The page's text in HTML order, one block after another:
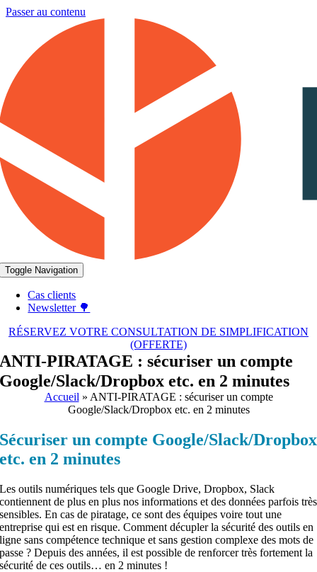
Passer au contenu
Toggle Navigation
Cas clients
Newsletter 🌳
RÉSERVEZ VOTRE CONSULTATION DE SIMPLIFICATION
(OFFERTE)
ANTI-PIRATAGE : sécuriser un compte
Google/Slack/Dropbox etc. en 2 minutes
Accueil » ANTI-PIRATAGE : sécuriser un compte
Google/Slack/Dropbox etc. en 2 minutes
Sécuriser un compte Google/Slack/Dropbox
etc. en 2 minutes
Les outils numériques tels que Google Drive, Dropbox, Slack
contiennent de plus en plus nos informations et des données parfois très
sensibles. En cas de piratage, ce sont des équipes voire tout une
entreprise qui est en risque. Comment décupler la sécurité des outils en
ligne sans compétence technique et sans gestion complexe des mots de
passe ? Depuis des années, il est possible de renforcer très fortement la
sécurité de ces outils… en 2 minutes !